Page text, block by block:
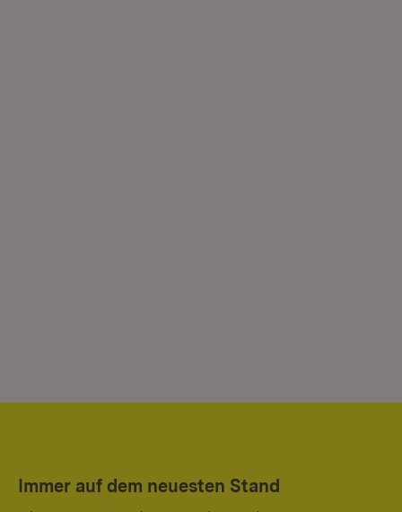
Immer auf dem neuesten Stand